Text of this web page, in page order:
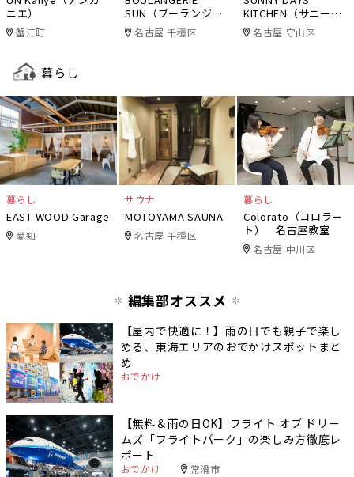
ニエ）
蟹江町
SUN（ブーランジェ
リー・サン）
名古屋 千種区
KITCHEN（サニーデ
イズキッチン）
名古屋 守山区
暮らし
暮らし
EAST WOOD Garage
愛知
サウナ
MOTOYAMA SAUNA
名古屋 千種区
暮らし
Colorato（コロラー
ト） 名古屋教室
名古屋 中川区
編集部オススメ
【屋内で快適に！】雨の日でも親子で楽し
める、東海エリアのおでかけスポットまと
め
おでかけ
【無料＆雨の日OK】フライト オブ ドリー
ムズ「フライトパーク」の楽しみ方徹底レ
ポート
おでかけ 常滑市